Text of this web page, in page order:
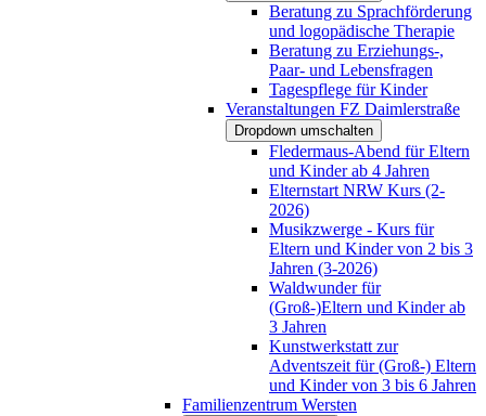
Beratung zu Sprachförderung
und logopädische Therapie
Beratung zu Erziehungs-,
Paar- und Lebensfragen
Tagespflege für Kinder
Veranstaltungen FZ Daimlerstraße
Dropdown umschalten
Fledermaus-Abend für Eltern
und Kinder ab 4 Jahren
Elternstart NRW Kurs (2-
2026)
Musikzwerge - Kurs für
Eltern und Kinder von 2 bis 3
Jahren (3-2026)
Waldwunder für
(Groß-)Eltern und Kinder ab
3 Jahren
Kunstwerkstatt zur
Adventszeit für (Groß-) Eltern
und Kinder von 3 bis 6 Jahren
Familienzentrum Wersten